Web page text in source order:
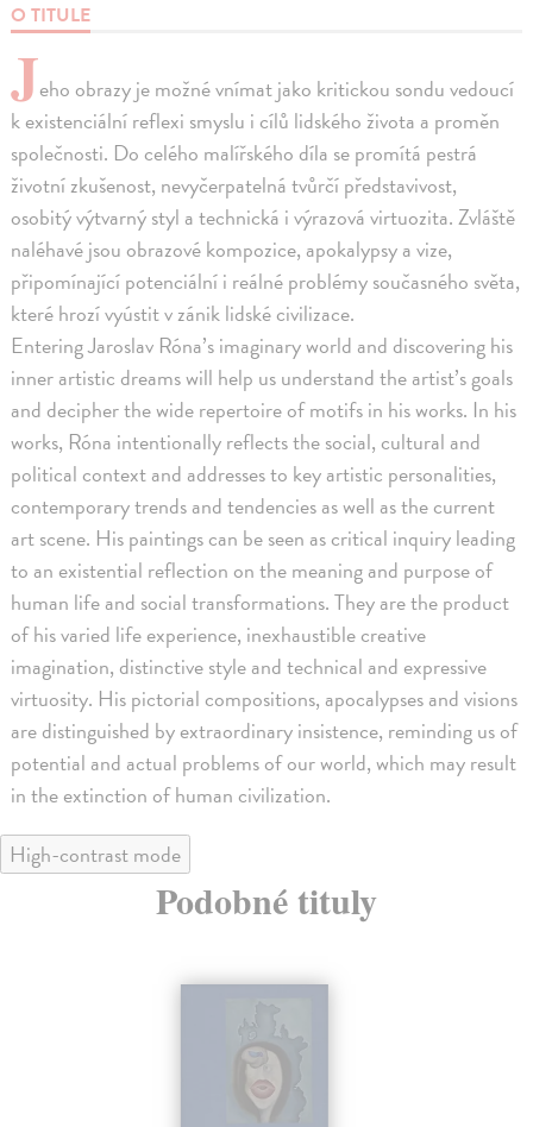
O TITULE
Jeho obrazy je možné vnímat jako kritickou sondu vedoucí
k existenciální reflexi smyslu i cílů lidského života a proměn
společnosti. Do celého malířského díla se promítá pestrá
životní zkušenost, nevyčerpatelná tvůrčí představivost,
osobitý výtvarný styl a technická i výrazová virtuozita. Zvláště
naléhavé jsou obrazové kompozice, apokalypsy a vize,
připomínající potenciální i reálné problémy současného světa,
které hrozí vyústit v zánik lidské civilizace.
Entering Jaroslav Róna’s imaginary world and discovering his
inner artistic dreams will help us understand the artist’s goals
and decipher the wide repertoire of motifs in his works. In his
works, Róna intentionally reflects the social, cultural and
political context and addresses to key artistic personalities,
contemporary trends and tendencies as well as the current
art scene. His paintings can be seen as critical inquiry leading
to an existential reflection on the meaning and purpose of
human life and social transformations. They are the product
of his varied life experience, inexhaustible creative
imagination, distinctive style and technical and expressive
virtuosity. His pictorial compositions, apocalypses and visions
are distinguished by extraordinary insistence, reminding us of
potential and actual problems of our world, which may result
in the extinction of human civilization.
High-contrast mode
Podobné tituly